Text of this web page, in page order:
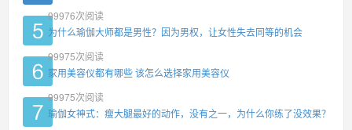
99976次阅读
为什么瑜伽大师都是男性？因为男权，让女性失去同等的机会
99975次阅读
家用美容仪都有哪些 该怎么选择家用美容仪
99975次阅读
瑜伽女神式：瘦大腿最好的动作，没有之一，为什么你练了没效果？